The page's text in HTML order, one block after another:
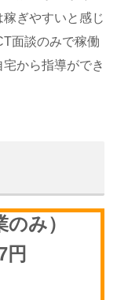
ぎやすいと感じ
面談のみで稼働
から指導ができ
み）